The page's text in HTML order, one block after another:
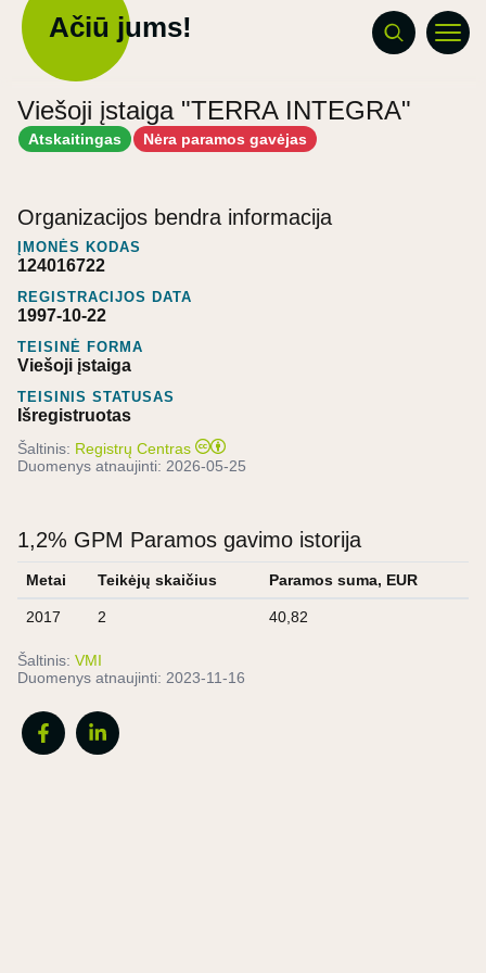
Ačiū jums!
Viešoji įstaiga "TERRA INTEGRA"
Atskaitingas Nėra paramos gavėjas
Organizacijos bendra informacija
ĮMONĖS KODAS
124016722
REGISTRACIJOS DATA
1997-10-22
TEISINĖ FORMA
Viešoji įstaiga
TEISINIS STATUSAS
Išregistruotas
Šaltinis: Registrų Centras
Duomenys atnaujinti: 2026-05-25
1,2% GPM Paramos gavimo istorija
Metai Teikėjų skaičius Paramos suma, EUR
2017 2 40,82
Šaltinis: VMI
Duomenys atnaujinti: 2023-11-16